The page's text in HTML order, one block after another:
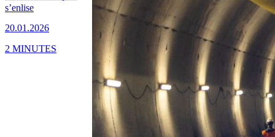
s’enlise
20.01.2026
2 MINUTES